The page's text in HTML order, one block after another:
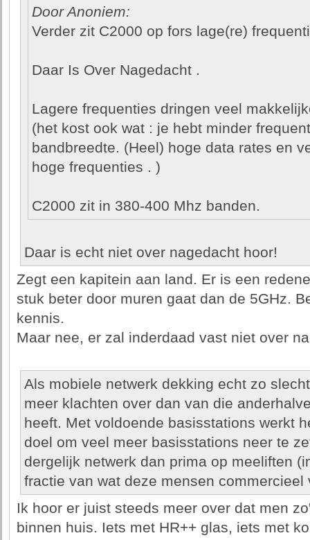
Door Anoniem:
Verder zit C2000 op fors lage(re)
Daar Is Over Nagedacht .
Lagere frequenties dringen veel
(het kost ook wat : je hebt minder
bandbreedte. (Heel) hoge data rates en
hoge frequenties . )
C2000 zit in 380-400 Mhz banden.
Daar is echt niet over nagedacht hoor!
Zegt een kapitein aan land. Er is een
stuk beter door muren gaat dan de 5GHz.
kennis.
Maar nee, er zal inderdaad vast niet over
Als mobiele netwerk dekking echt zo
meer klachten over dan van die
heeft. Met voldoende basisstations werkt
doel om veel meer basisstations neer te
dergelijk netwerk dan prima op meeliften
fractie van wat deze mensen
Ik hoor er juist steeds meer over dat men
binnen huis. Iets met HR++ glas, iets met